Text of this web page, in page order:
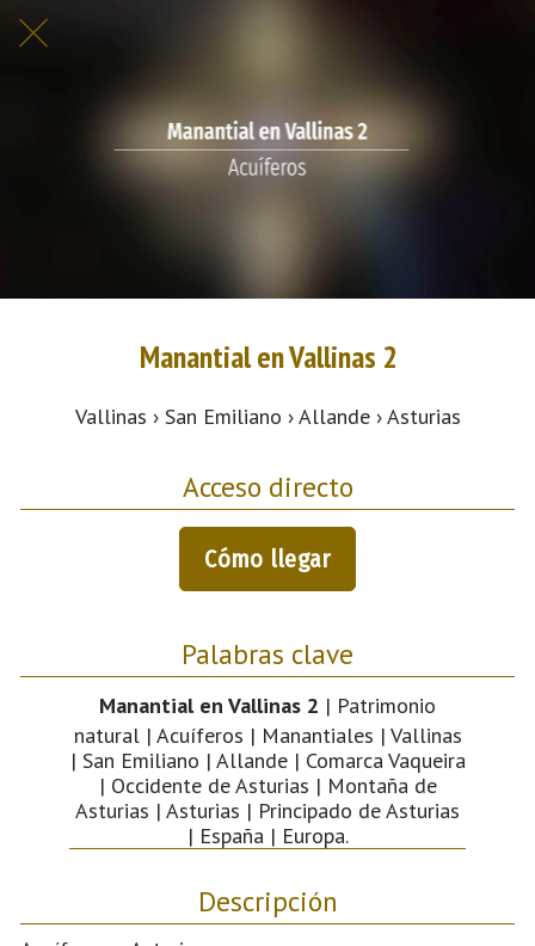
Manantial en Vallinas 2
Vallinas › San Emiliano › Allande › Asturias
Acceso directo
Cómo llegar
Palabras clave
Manantial en Vallinas 2 | Patrimonio
natural | Acuíferos | Manantiales | Vallinas
| San Emiliano | Allande | Comarca Vaqueira
| Occidente de Asturias | Montaña de
Asturias | Asturias | Principado de Asturias
| España | Europa.
Descripción